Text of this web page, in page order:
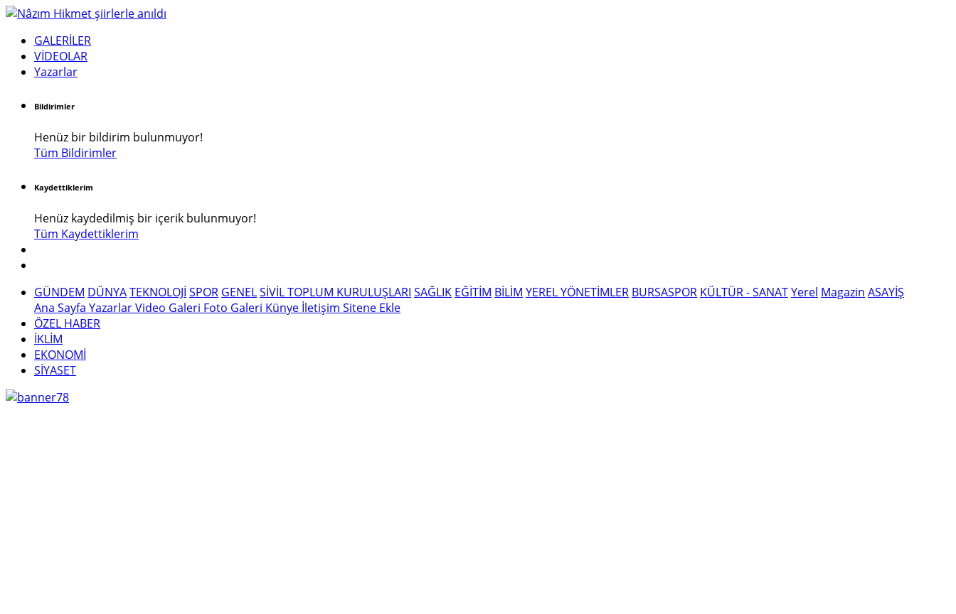
GALERİLER
VİDEOLAR
Yazarlar
Bildirimler
Henüz bir bildirim bulunmuyor!
Tüm Bildirimler
Kaydettiklerim
Henüz kaydedilmiş bir içerik bulunmuyor!
Tüm Kaydettiklerim
GÜNDEM DÜNYATEKNOLOJİ SPOR GENELSİVİL TOPLUM KURULUŞLARI SAĞLIK EĞİTİM BİLİM YEREL YÖNETİMLER BURSASPOR KÜLTÜR - SANATYerel Magazin ASAYİŞ
Ana Sayfa YazarlarVideo Galeri Foto Galeri Künye İletişim Sitene Ekle
ÖZEL HABER
İKLİM
EKONOMİ
SİYASET